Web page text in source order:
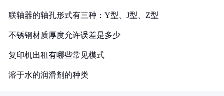
联轴器的轴孔形式有三种：Y型、J型、Z型
不锈钢材质厚度允许误差是多少
复印机出租有哪些常见模式
溶于水的润滑剂的种类